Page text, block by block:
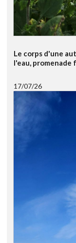
Le corps d'une
l'eau, promenade
17/07/26